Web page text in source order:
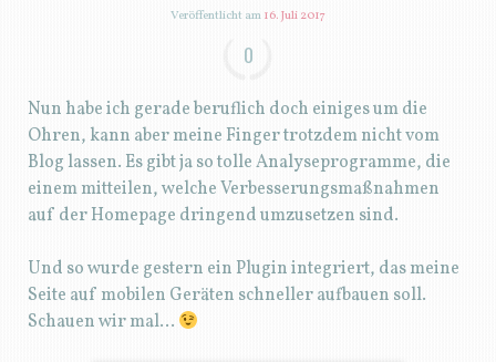
Veröffentlicht am16. Juli 2017
0
Nun habe ich gerade beruflich doch einiges um die
Ohren, kann aber meine Finger trotzdem nicht vom
Blog lassen. Es gibt ja so tolle Analyseprogramme, die
einem mitteilen, welche Verbesserungsmaßnahmen
auf der Homepage dringend umzusetzen sind.
Und so wurde gestern ein Plugin integriert, das meine
Seite auf mobilen Geräten schneller aufbauen soll.
Schauen wir mal…